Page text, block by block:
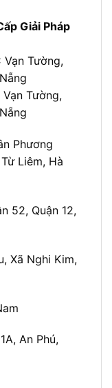
Giải Pháp
Vạn Tường,
Tường,
Phương
Liêm, Hà
52, Quận 12,
Xã Nghi Kim,
An Phú,